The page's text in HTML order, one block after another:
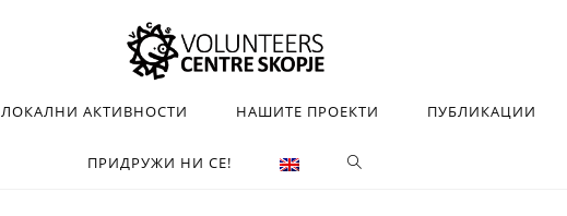
ЛОКАЛНИ АКТИВНОСТИ НАШИТЕ ПРОЕКТИ ПУБЛИКАЦИИ
ПРИДРУЖИ НИ СЕ!